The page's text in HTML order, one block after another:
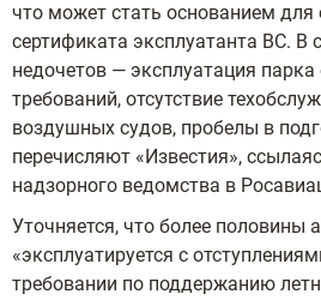
что может стать основанием для
сертификата эксплуатанта ВС. В
недочетов — эксплуатация
требований, отсутствие
воздушных судов, пробелы в
перечисляют «Известия»,
надзорного ведомства в
Уточняется, что более половины
«эксплуатируется с
требовании по поддержанию